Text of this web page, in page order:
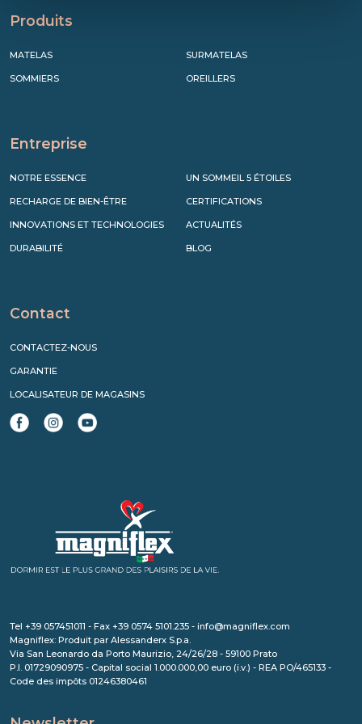
Produits
MATELAS
SOMMIERS
SURMATELAS
OREILLERS
Entreprise
NOTRE ESSENCE
RECHARGE DE BIEN-ÊTRE
INNOVATIONS ET TECHNOLOGIES
DURABILITÉ
UN SOMMEIL 5 ÉTOILES
CERTIFICATIONS
ACTUALITÉS
BLOG
Contact
CONTACTEZ-NOUS
GARANTIE
LOCALISATEUR DE MAGASINS
Tel +39 057451011 - Fax +39 0574 5101.235 - info@magniflex.com
Magniflex: Produit par Alessanderx S.p.a.
Via San Leonardo da Porto Maurizio, 24/26/28 - 59100 Prato
P.I. 01729090975 - Capital social 1.000.000,00 euro (i.v.) - REA PO/465133 -
Code des impôts 01246380461